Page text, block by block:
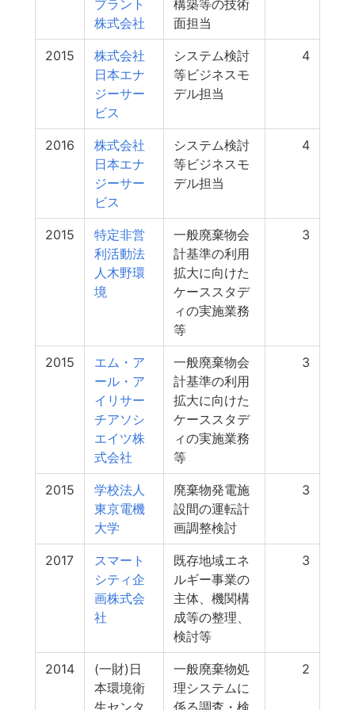
プラント
株式会社
構築等の技術
面担当
2015
株式会社
日本エナ
ジーサー
ビス
システム検討
等ビジネスモ
デル担当
4
2016
株式会社
日本エナ
ジーサー
ビス
システム検討
等ビジネスモ
デル担当
4
2015
特定非営
利活動法
人木野環
境
一般廃棄物会
計基準の利用
拡大に向けた
ケーススタデ
ィの実施業務
等
3
2015
エム・ア
ール・ア
イリサー
チアソシ
エイツ株
式会社
一般廃棄物会
計基準の利用
拡大に向けた
ケーススタデ
ィの実施業務
等
3
2015
学校法人
東京電機
大学
廃棄物発電施
設間の運転計
画調整検討
3
2017
スマート
シティ企
画株式会
社
既存地域エネ
ルギー事業の
主体、機関構
成等の整理、
検討等
3
2014
(一財)日
本環境衛
生センタ
一般廃棄物処
理システムに
係る調査・検
2